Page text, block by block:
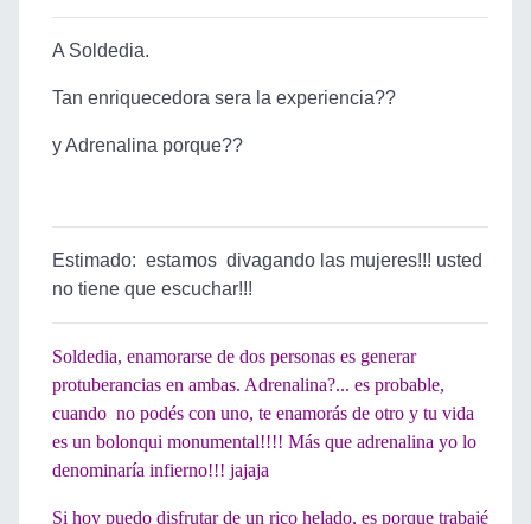
A Soldedia.
Tan enriquecedora sera la experiencia??
y Adrenalina porque??
Estimado: estamos divagando las mujeres!!! usted
no tiene que escuchar!!!
Soldedia, enamorarse de dos personas es generar
protuberancias en ambas. Adrenalina?... es probable,
cuando no podés con uno, te enamorás de otro y tu vida
es un bolonqui monumental!!!! Más que adrenalina yo lo
denominaría infierno!!! jajaja
Si hoy puedo disfrutar de un rico helado, es porque trabajé